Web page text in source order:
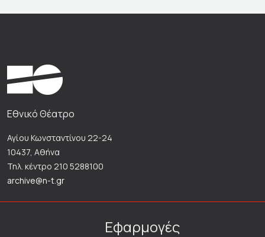
Εθνικό Θέατρο
Αγίου Κωνσταντίνου 22-24
10437, Αθήνα
Τηλ. κέντρο 210 5288100
archive@n-t.gr
Εφαρμογές